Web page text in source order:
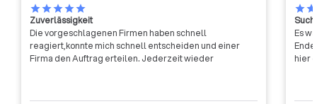
kontinuierlich das
Bereich Aus- und
in der
starstarstarstarstar
Zuverlässigkeit
Die vorgeschlagenen Firmen haben schnell
reagiert,konnte mich schnell entscheiden und einer
Firma den Auftrag erteilen. Jederzeit wieder
starstar
Es
hier